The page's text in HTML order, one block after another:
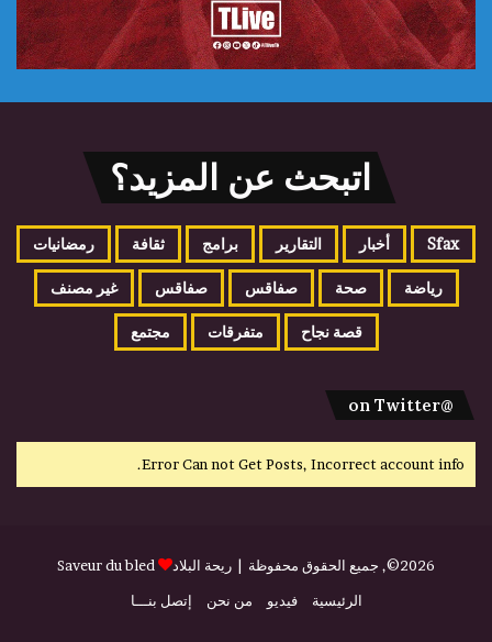
اتبحث عن المزيد؟
Sfax أخبار التقارير برامج ثقافة رمضانيات
رياضة صحة صفاقس صفاقس غير مصنف
قصة نجاح متفرقات مجتمع
@on Twitter
Error Can not Get Posts, Incorrect account info.
2026©, جميع الحقوق محفوظة | ريحة البلاد
Saveur du bled
الرئيسية
فيديو من نحن إتصل بنـــا